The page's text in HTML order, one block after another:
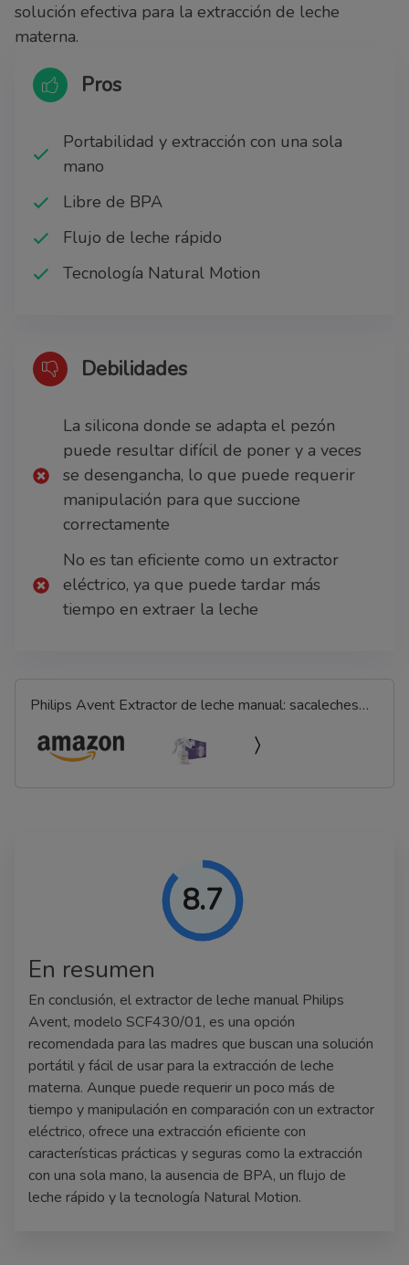
solución efectiva para la extracción de leche
materna.
Pros
Portabilidad y extracción con una sola
mano
Libre de BPA
Flujo de leche rápido
Tecnología Natural Motion
Debilidades
La silicona donde se adapta el pezón
puede resultar difícil de poner y a veces
se desengancha, lo que puede requerir
manipulación para que succione
correctamente
No es tan eficiente como un extractor
eléctrico, ya que puede tardar más
tiempo en extraer la leche
Philips Avent Extractor de leche manual: sacaleches
SCF430/01)
8.7
En resumen
En conclusión, el extractor de leche manual Philips
Avent, modelo SCF430/01, es una opción
recomendada para las madres que buscan una solución
portátil y fácil de usar para la extracción de leche
materna. Aunque puede requerir un poco más de
tiempo y manipulación en comparación con un extractor
eléctrico, ofrece una extracción eficiente con
características prácticas y seguras como la extracción
con una sola mano, la ausencia de BPA, un flujo de
leche rápido y la tecnología Natural Motion.